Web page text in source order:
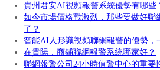
貴州君安AI視頻報警系統優勢有哪些
如今市場價格戰激烈，那些要做好聯
了？
智能AI人形識視頻聯網報警的優勢，
在貴陽，商鋪聯網報警系統哪家好？
聯網報警公司24小時值警中心的重要